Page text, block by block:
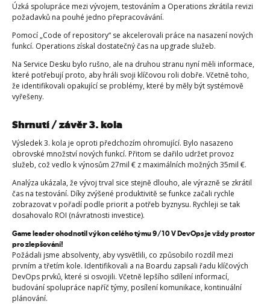
Úzká spolupráce mezi vývojem, testováním a Operations zkrátila revizi
požadavků na pouhé jedno přepracovávání.
Pomocí „Code of repository“ se akcelerovali práce na nasazení nových
funkcí. Operations získal dostatečný čas na upgrade služeb.
Na Service Desku bylo rušno, ale na druhou stranu nyní měli informace,
které potřebují proto, aby hráli svoji klíčovou roli dobře. Včetně toho,
že identifikovali opakující se problémy, které by měly být systémově
vyřešeny.
Shrnutí / závěr 3. kola
Výsledek 3. kola je oproti předchozím ohromující. Bylo nasazeno
obrovské množství nových funkcí. Přitom se dařilo udržet provoz
služeb, což vedlo k výnosům 27mil € z maximálních možných 35mil €.
Analýza ukázala, že vývoj trval sice stejně dlouho, ale výrazně se zkrátil
čas na testování. Díky zvýšené produktivitě se funkce začali rychle
zobrazovat v pořadí podle priorit a potřeb byznysu. Rychleji se tak
dosahovalo ROI (návratnosti investice).
Game leader ohodnotil výkon celého týmu 9/10 V DevOps je vždy prostor
pro zlepšování!
Požádali jsme absolventy, aby vysvětlili, co způsobilo rozdíl mezi
prvním a třetím kole. Identifikovali a na Boardu zapsali řadu klíčových
DevOps prvků, které si osvojili. Včetně lepšího sdílení informací,
budování spolupráce napříč týmy, posílení komunikace, kontinuální
plánování.